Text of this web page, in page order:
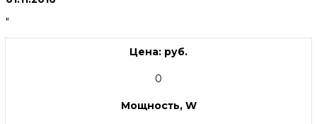
"
Цена: руб.
0
Мощность, W